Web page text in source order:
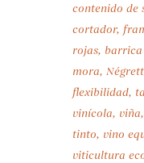
contenido de
cortador
rojas
mora
flexibilidad
vinícola viña
tinto vino
viticultura